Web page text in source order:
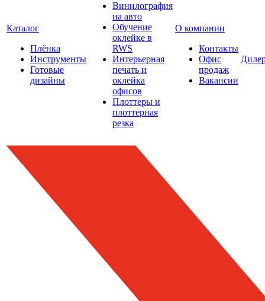
Каталог
Плёнка
Инструменты
Готовые
дизайны
Винилография
на авто
Обучение
оклейке в
RWS
Интерьерная
печать и
оклейка
офисов
Плоттеры и
плоттерная
резка
О компании
Контакты
Офис
продаж
Вакансии